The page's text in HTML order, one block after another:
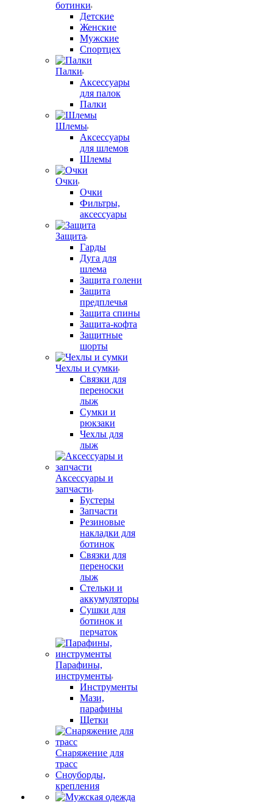
ботинки
Детские
Женские
Мужские
Спортцех
Палки
Аксессуары
для палок
Палки
Шлемы
Аксессуары
для шлемов
Шлемы
Очки
Очки
Фильтры,
аксессуары
Защита
Гарды
Дуга для
шлема
Защита голени
Защита
предплечья
Защита спины
Защита-кофта
Защитные
шорты
Чехлы и сумки
Связки для
переноски
лыж
Сумки и
рюкзаки
Чехлы для
лыж
Аксессуары и
запчасти
Бустеры
Запчасти
Резиновые
накладки для
ботинок
Связки для
переноски
лыж
Стельки и
аккумуляторы
Сушки для
ботинок и
перчаток
Парафины,
инструменты
Инструменты
Мази,
парафины
Щетки
Снаряжение для
трасс
Сноуборды,
крепления